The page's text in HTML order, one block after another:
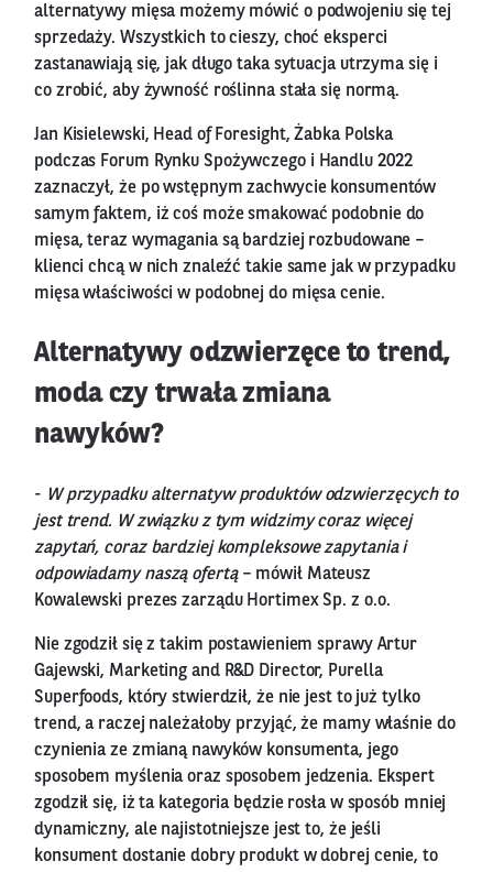
alternatywy mięsa możemy mówić o podwojeniu się tej
sprzedaży. Wszystkich to cieszy, choć eksperci
zastanawiają się, jak długo taka sytuacja utrzyma się i
co zrobić, aby żywność roślinna stała się normą.
Jan Kisielewski, Head of Foresight, Żabka Polska
podczas Forum Rynku Spożywczego i Handlu 2022
zaznaczył, że po wstępnym zachwycie konsumentów
samym faktem, iż coś może smakować podobnie do
mięsa, teraz wymagania są bardziej rozbudowane –
klienci chcą w nich znaleźć takie same jak w przypadku
mięsa właściwości w podobnej do mięsa cenie.
Alternatywy odzwierzęce to trend,
moda czy trwała zmiana
nawyków?
- W przypadku alternatyw produktów odzwierzęcych to
jest trend. W związku z tym widzimy coraz więcej
zapytań, coraz bardziej kompleksowe zapytania i
odpowiadamy naszą ofertą – mówił Mateusz
Kowalewski prezes zarządu Hortimex Sp. z o.o.
Nie zgodził się z takim postawieniem sprawy Artur
Gajewski, Marketing and R&D Director, Purella
Superfoods, który stwierdził, że nie jest to już tylko
trend, a raczej należałoby przyjąć, że mamy właśnie do
czynienia ze zmianą nawyków konsumenta, jego
sposobem myślenia oraz sposobem jedzenia. Ekspert
zgodził się, iż ta kategoria będzie rosła w sposób mniej
dynamiczny, ale najistotniejsze jest to, że jeśli
konsument dostanie dobry produkt w dobrej cenie, to